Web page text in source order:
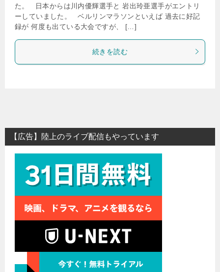
た。 日本からは川内優輝選手と 岩出玲亜選手がエントリ
ーしていました。 ベルリンマラソンといえば 過去に好記
録が 何度も出ている大会ですが、 […]
続きを読む
【広告】陸上のライブ配信もやっています